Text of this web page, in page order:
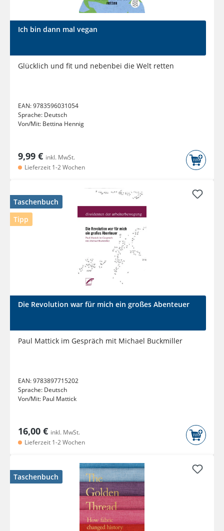
Ich bin dann mal vegan
Glücklich und fit und nebenbei die Welt retten
EAN:9783596031054
Sprache: Deutsch
Von/Mit: Bettina Hennig
9,99 € inkl. MwSt.
Lieferzeit 1-2 Wochen
Taschenbuch
Tipp
Die Revolution war für mich ein großes Abenteuer
Paul Mattick im Gespräch mit Michael Buckmiller
EAN:9783897715202
Sprache: Deutsch
Von/Mit: Paul Mattick
16,00 € inkl. MwSt.
Lieferzeit 1-2 Wochen
Taschenbuch